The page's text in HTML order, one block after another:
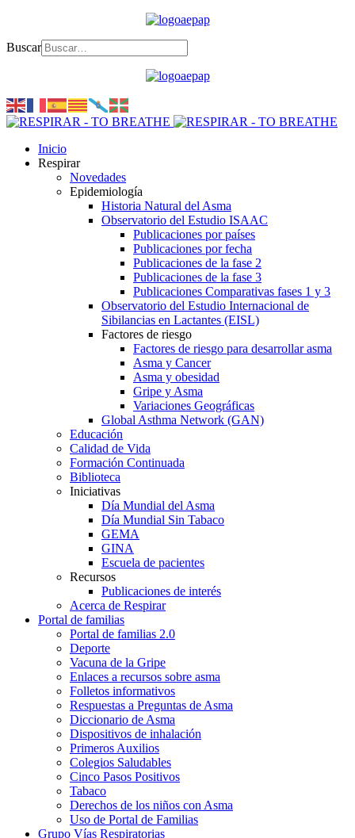
Buscar
Inicio
Respirar
Novedades
Epidemiología
Historia Natural del Asma
Observatorio del Estudio ISAAC
Publicaciones por países
Publicaciones por fecha
Publicaciones de la fase 2
Publicaciones de la fase 3
Publicaciones Comparativas fases 1 y 3
Observatorio del Estudio Internacional de
Sibilancias en Lactantes (EISL)
Factores de riesgo
Factores de riesgo para desarrollar asma
Asma y Cancer
Asma y obesidad
Gripe y Asma
Variaciones Geográficas
Global Asthma Network (GAN)
Educación
Calidad de Vida
Formación Continuada
Biblioteca
Iniciativas
Día Mundial del Asma
Día Mundial Sin Tabaco
GEMA
GINA
Escuela de pacientes
Recursos
Publicaciones de interés
Acerca de Respirar
Portal de familias
Portal de familias 2.0
Deporte
Vacuna de la Gripe
Enlaces a recursos sobre asma
Folletos informativos
Respuestas a Preguntas de Asma
Diccionario de Asma
Dispositivos de inhalación
Primeros Auxilios
Colegios Saludables
Cinco Pasos Positivos
Tabaco
Derechos de los niños con Asma
Uso de Portal de Familias
Grupo Vías Respiratorias